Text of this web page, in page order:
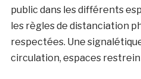
public dans les différents
les règles de distanciation
respectées. Une
circulation, espaces